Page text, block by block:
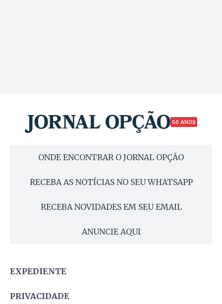
50 ANOS
ONDE ENCONTRAR O JORNAL OPÇÃO
RECEBA AS NOTÍCIAS NO SEU WHATSAPP
RECEBA NOVIDADES EM SEU EMAIL
ANUNCIE AQUI
EXPEDIENTE
PRIVACIDADE